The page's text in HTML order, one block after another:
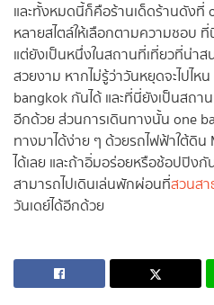
และทั้งหมดนี้ก็คือร้านเด็ดร้านดังที่
หลายสไตล์ให้เลือกตามความชอบ
แต่ยังเป็นหนึ่งในสถานที่เที่ยวที่น่าส
สวยงาม หากไม่รู้ว่าวันหยุดจะไปไ
bangkok กันได้ และที่นี่ยังเป็นสถา
อีกด้วย ส่วนการเดินทางนั้น one
ทางมาได้ง่าย ๆ ด้วยรถไฟฟ้าใต้ดิ
ได้เลย และถ้าอิ่มอร่อยหรือช้อปปิง
สามารถไปเดินเล่นพักผ่อนที่สวนสา
วันเดย์ได้อีกด้วย